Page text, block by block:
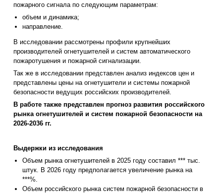
пожарного сигнала по следующим параметрам:
объем и динамика;
направление.
В исследовании рассмотрены профили крупнейших
производителей огнетушителей и систем автоматического
пожаротушения и пожарной сигнализации.
Так же в исследовании представлен анализ индексов цен и
представлены цены на огнетушители и системы пожарной
безопасности ведущих российских производителей.
В работе также представлен прогноз развития российского
рынка огнетушителей и систем пожарной безопасности на
2026-2036 гг.
Выдержки из исследования
Объем рынка огнетушителей в 2025 году составил *** тыс.
штук. В 2026 году предполагается увеличение рынка на
***%.
Объем российского рынка систем пожарной безопасности в